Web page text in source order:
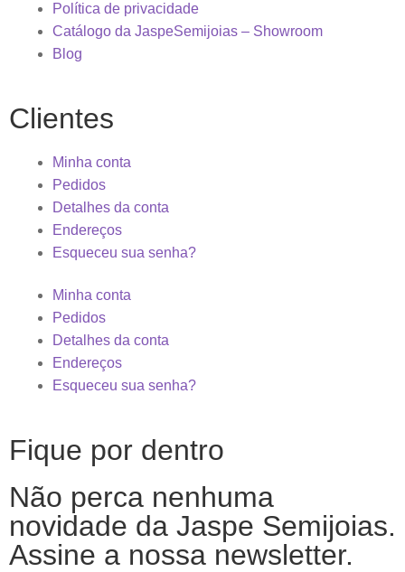
Política de privacidade
Catálogo da JaspeSemijoias – Showroom
Blog
Clientes
Minha conta
Pedidos
Detalhes da conta
Endereços
Esqueceu sua senha?
Minha conta
Pedidos
Detalhes da conta
Endereços
Esqueceu sua senha?
Fique por dentro
Não perca nenhuma
novidade da Jaspe Semijoias.
Assine a nossa newsletter.